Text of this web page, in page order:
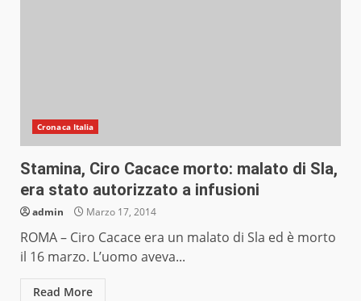
Cronaca Italia
Stamina, Ciro Cacace morto: malato di Sla,
era stato autorizzato a infusioni
admin Marzo 17, 2014
ROMA – Ciro Cacace era un malato di Sla ed è morto
il 16 marzo. L’uomo aveva...
Read More